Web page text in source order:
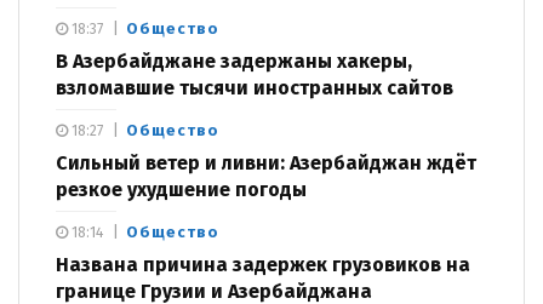
Общество
В Азербайджане задержаны хакеры,
взломавшие тысячи иностранных сайтов
18:37
Общество
Сильный ветер и ливни: Азербайджан ждёт
резкое ухудшение погоды
18:27
Общество
Названа причина задержек грузовиков на
границе Грузии и Азербайджана
18:14